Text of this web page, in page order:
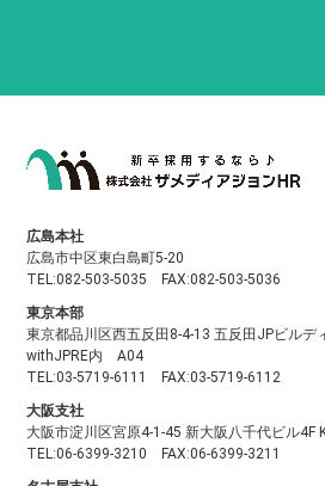
広島本社
広島市中区東白島町5-20
TEL:082-503-5035 FAX:082-503-5036
東京本部
東京都品川区西五反田8-4-13 五反田JPビルデ
withJPRE内 A04
TEL:03-5719-6111 FAX:03-5719-6112
大阪支社
大阪市淀川区宮原4-1-45 新大阪八千代ビル4F
TEL:06-6399-3210 FAX:06-6399-3211